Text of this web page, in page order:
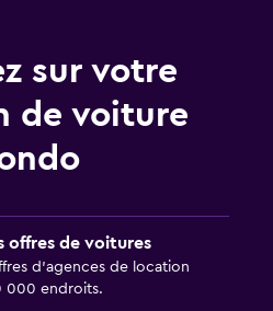
sur votre
de voiture
offres de voitures
d’agences de location
000 endroits.